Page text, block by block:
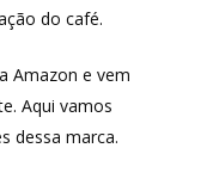
do café.
Amazon e vem
Aqui vamos
dessa marca.